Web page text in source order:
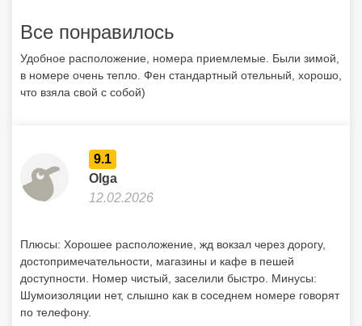
Все понравилось
Удобное расположение, номера приемлемые. Были зимой,
в номере очень тепло. Фен стандартный отельный, хорошо,
что взяла свой с собой)
9.1
Olga
12.02.2026
Плюсы: Хорошее расположение, жд вокзал через дорогу,
достопримечательности, магазины и кафе в пешей
доступности. Номер чистый, заселили быстро. Минусы:
Шумоизоляции нет, слышно как в соседнем номере говорят
по телефону.